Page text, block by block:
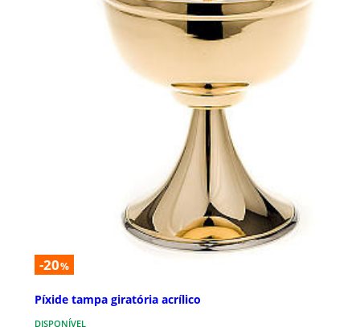
-20%
Píxide tampa giratória acrílico
DISPONÍVEL